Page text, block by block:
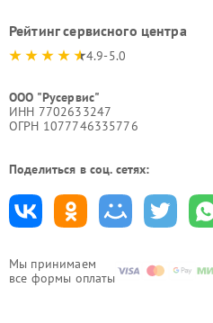
Мы принимаем
все формы оплаты
Рейтинг сервисного центра
4.9-5.0
ООО "Русервис"
ИНН 7702633247
ОГРН 1077746335776
Поделиться в соц. сетях: